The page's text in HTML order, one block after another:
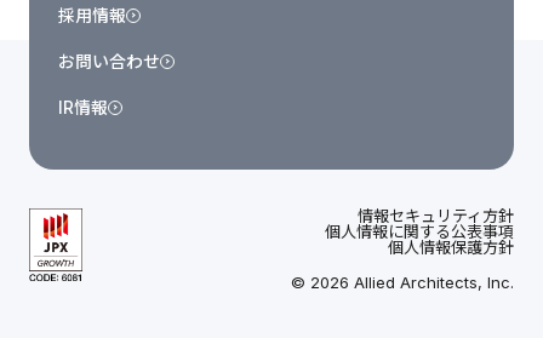
採用情報
お問い合わせ
IR情報
情報セキュリティ方針
個人情報に関する公表事項
個人情報保護方針
© 2026 Allied Architects, Inc.